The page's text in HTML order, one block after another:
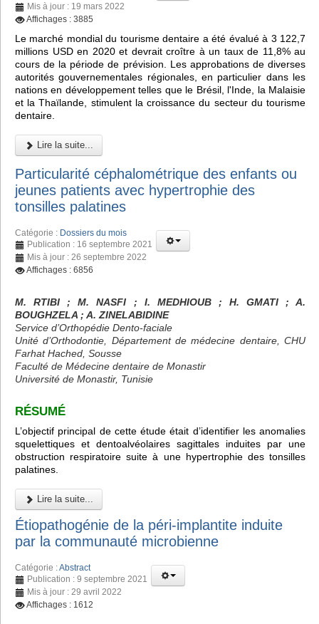
Mis à jour : 19 mars 2022
Affichages : 3885
Le marché mondial du tourisme dentaire a été évalué à 3 122,7
millions USD en 2020 et devrait croître à un taux de 11,8% au
cours de la période de prévision. Les approbations de diverses
autorités gouvernementales régionales, en particulier dans les
nations en développement telles que le Brésil, l'Inde, la Malaisie
et la Thaïlande, stimulent la croissance du secteur du tourisme
dentaire.
Lire la suite...
Particularité céphalométrique des enfants ou
jeunes patients avec hypertrophie des
tonsilles palatines
Catégorie : Dossiers du mois
Publication : 16 septembre 2021
Mis à jour : 26 septembre 2022
Affichages : 6856
M. RTIBI ; M. NASFI ; I. MEDHIOUB ; H. GMATI
; A.
BOUGHZELA ; A. ZINELABIDINE
Service d’Orthopédie Dento-faciale
Unité d’Orthodontie, Département de médecine dentaire, CHU
Farhat Hached, Sousse
Faculté de Médecine dentaire de Monastir
Université de Monastir, Tunisie
RÉSUMÉ
L’objectif principal de cette étude était d’identifier les anomalies
squelettiques et dentoalvéolaires sagittales induites par une
obstruction respiratoire suite à une hypertrophie des tonsilles
palatines.
Lire la suite...
Étiopathogénie de la péri-implantite induite
par la communauté microbienne
Catégorie :Abstract
Publication : 9 septembre 2021
Mis à jour : 29 avril 2022
Affichages : 1612